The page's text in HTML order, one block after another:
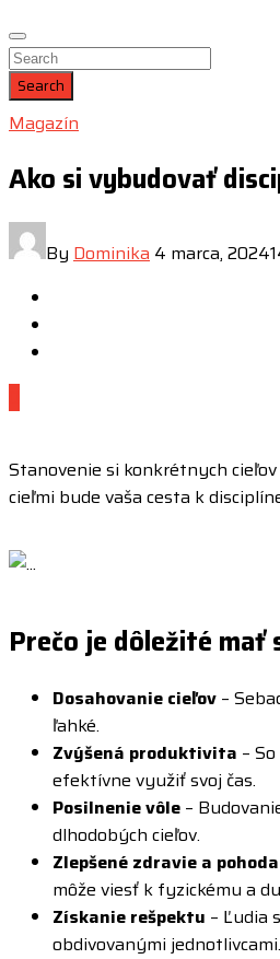
Search
Magazín
Ako si vybudovať
By Dominika 4 marca, 2024
Stanovenie si konkrétnych
cieľmi bude vaša cesta k
Prečo je dôležité mať
Dosahovanie cieľov –
ľahké.
Zvýšená produktivita –
efektívne využiť svoj čas.
Posilnenie vôle –
dlhodobých cieľov.
Zlepšené zdravie a pohoda
môže viesť k fyzickému a
Získanie rešpektu – Ľudia
obdivovanými jednotlivcami.